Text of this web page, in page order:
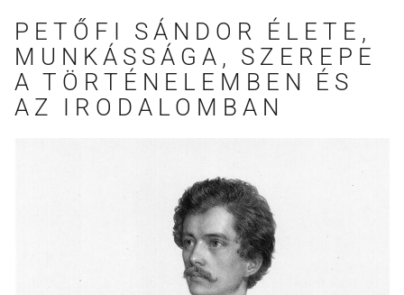
PETŐFI SÁNDOR ÉLETE,
MUNKÁSSÁGA, SZEREPE
A TÖRTÉNELEMBEN ÉS
AZ IRODALOMBAN